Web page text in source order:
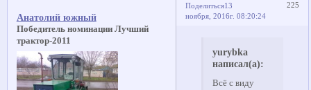
Поделиться 225
13
ноября, 2016г. 08:20:24
Анатолий южный
Победитель номинации Лучший
трактор-2011
yurybka
написал(а):
Всё с виду